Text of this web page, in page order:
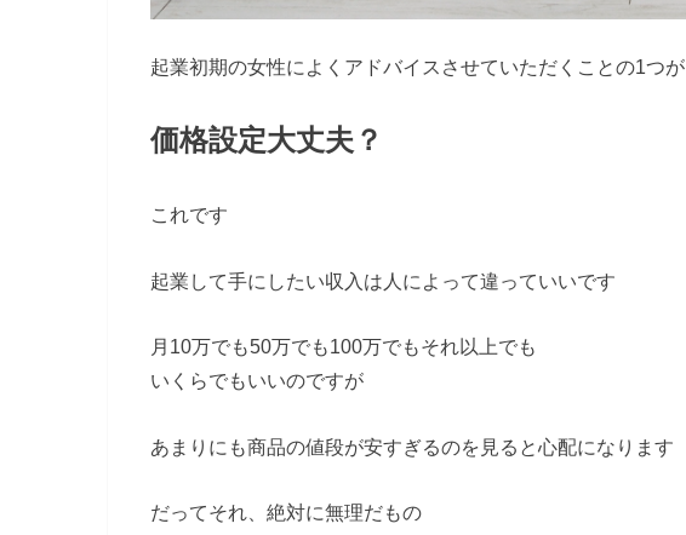
起業初期の女性によくアドバイスさせていただくことの1つが
価格設定大丈夫？
これです
起業して手にしたい収入は人によって違っていいです
月10万でも50万でも100万でもそれ以上でも
いくらでもいいのですが
あまりにも商品の値段が安すぎるのを見ると心配になります
だってそれ、絶対に無理だもの